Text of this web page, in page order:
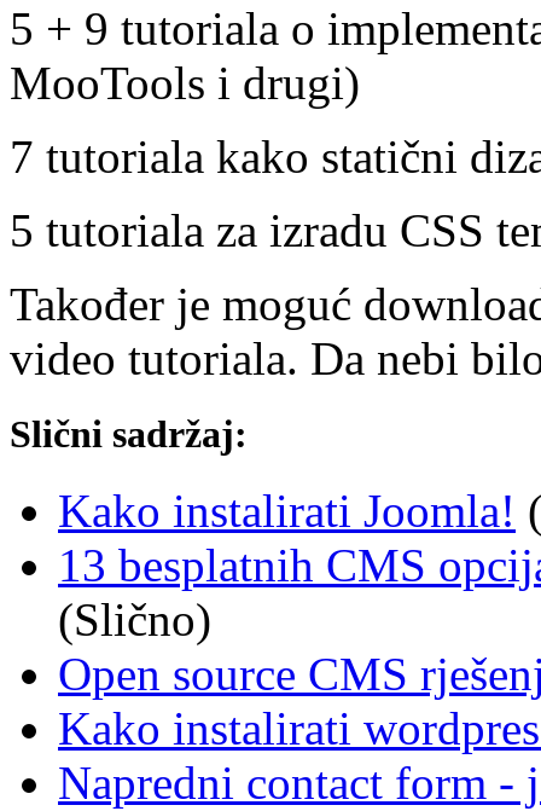
5 + 9 tutoriala o
MooTools i drugi)
7 tutoriala kako statični
5 tutoriala za izradu CSS
Također je moguć
video tutoriala. Da nebi
Slični sadržaj:
Kako instalirati Joomla!
13 besplatnih CMS
(Slično)
Open source CMS
Kako instalirati
Napredni contact form -